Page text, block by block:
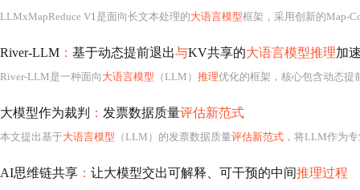
LLMxMapReduce V1是面向长文本处理的大语言模型框架，采用创新的Map-Collapse-Reduce三阶段架构，解决上下文窗口限制问题。
River-LLM ： 基于动态提前退出与KV共享的大语言模型推理加
River-LLM是一种面向 大语言模型 （LLM） 推理优化的框架，核心包含动态提
大模型作为裁判 ： 发票数据质量评估新范式
本文提出基于大语言模型 （LLM）的发票数据质量评估新范式 ，将LLM作为专业裁判而非
AI思维链共享 ： 让大模型交出可解释、可干预的中间推理过程